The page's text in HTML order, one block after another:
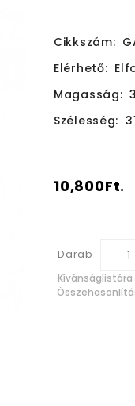
Cikkszám:
Elérhető:
Magasság:
Szélesség:
10,800Ft.
Darab
Kívánságlistára